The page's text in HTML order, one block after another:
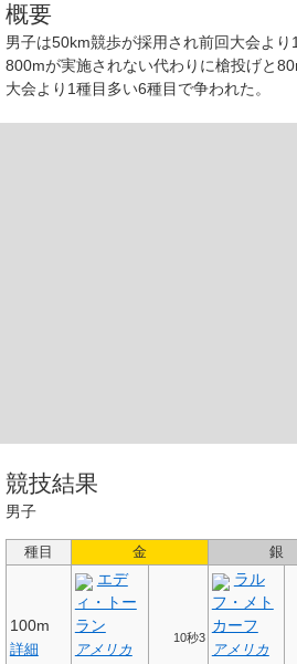
概要
男子は50km競歩が採用され前回大会よ
800mが実施されない代わりに槍投げと
大会より1種目多い6種目で争われた。
競技結果
男子
種目 金 銀
100m
詳細
エデ
ィ・トー
ラン
アメリカ
10秒3
ラル
フ・メト
カーフ
アメリカ